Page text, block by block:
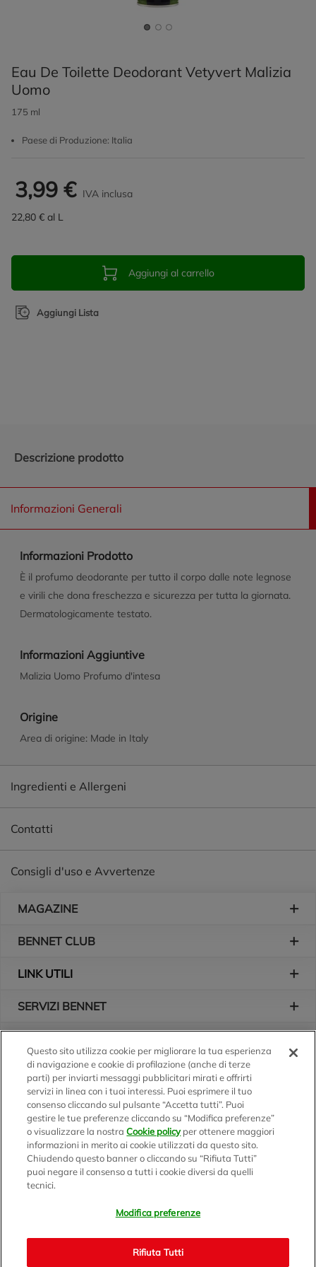
Eau De Toilette Deodorant Vetyvert Malizia
Uomo
175 ml
Paese di Produzione: Italia
3,99 € IVA inclusa
22,80 € al L
Aggiungi al carrello
Aggiungi Lista
Descrizione prodotto
Informazioni Generali
Informazioni Prodotto
È il profumo deodorante per tutto il corpo dalle note legnose
e virili che dona freschezza e sicurezza per tutta la giornata.
Dermatologicamente testato.
Informazioni Aggiuntive
Malizia Uomo Profumo d'intesa
Origine
Area di origine: Made in Italy
Ingredienti e Allergeni
Contatti
Consigli d'uso e Avvertenze
MAGAZINE
BENNET CLUB
LINK UTILI
SERVIZI BENNET
Logo Bennet
Seguici sui nostri canali
Scarica l'app
Sede Amministrativa e Commerciale: Via Enzo Ratti, 2 - 22070
Questo sito utilizza cookie per migliorare la tua esperienza
di navigazione e cookie di profilazione (anche di terze
parti) per inviarti messaggi pubblicitari mirati e offrirti
servizi in linea con i tuoi interessi. Puoi esprimere il tuo
consenso cliccando sul pulsante “Accetta tutti”. Puoi
gestire le tue preferenze cliccando su “Modifica preferenze”
o visualizzare la nostraCookie policyper ottenere maggiori
informazioni in merito ai cookie utilizzati da questo sito.
Chiudendo questo banner o cliccando su “Rifiuta Tutti”
puoi negare il consenso a tutti i cookie diversi da quelli
tecnici.
Modifica preferenze
Rifiuta Tutti